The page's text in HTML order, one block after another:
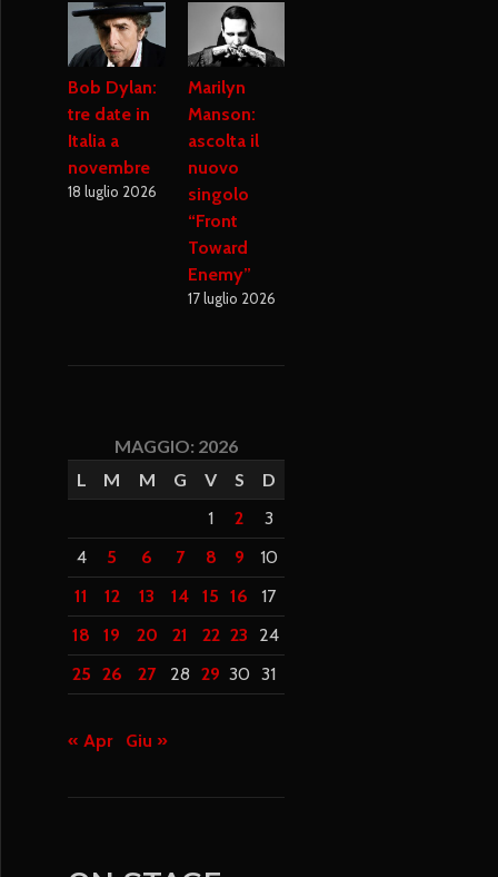
Bob Dylan:
tre date in
Italia a
novembre
18 luglio 2026
Marilyn
Manson:
ascolta il
nuovo
singolo
“Front
Toward
Enemy”
17 luglio 2026
MAGGIO: 2026
L
M M G V S
D
1
2
3
4
5 6 7 8 9
10
11
12 13 14 15 16
17
18
19 20 21 22 23
24
25 26 27 28 29 30 31
« Apr Giu »